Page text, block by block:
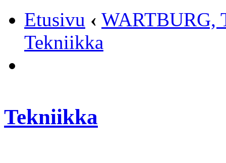
Etusivu ‹ WARTBURG,
Tekniikka
Tekniikka